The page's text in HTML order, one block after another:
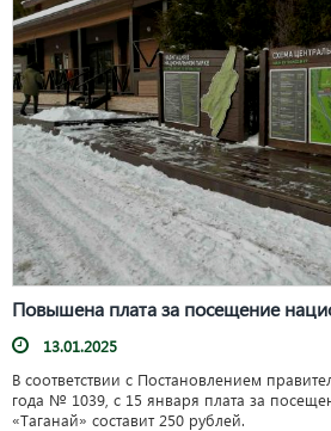
Повышена плата за посещение
13.01.2025
В соответствии с Постановлением
года № 1039, с 15 января плата за
«Таганай» составит 250 рублей.